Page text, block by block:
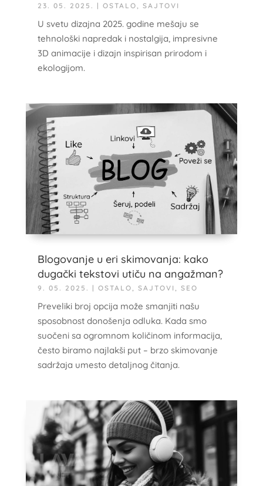
23. 05. 2025. | OSTALO SAJTOVI
U svetu dizajna 2025. godine mešaju se
tehnološki napredak i nostalgija, impresivne
3D animacije i dizajn inspirisan prirodom i
ekologijom.
Blogovanje u eri skimovanja: kako
dugački tekstovi utiču na angažman?
9. 05. 2025. | OSTALO, SAJTOVI , SEO
Preveliki broj opcija može smanjiti našu
sposobnost donošenja odluka. Kada smo
suočeni sa ogromnom količinom informacija,
često biramo najlakši put – brzo skimovanje
sadržaja umesto detaljnog čitanja.